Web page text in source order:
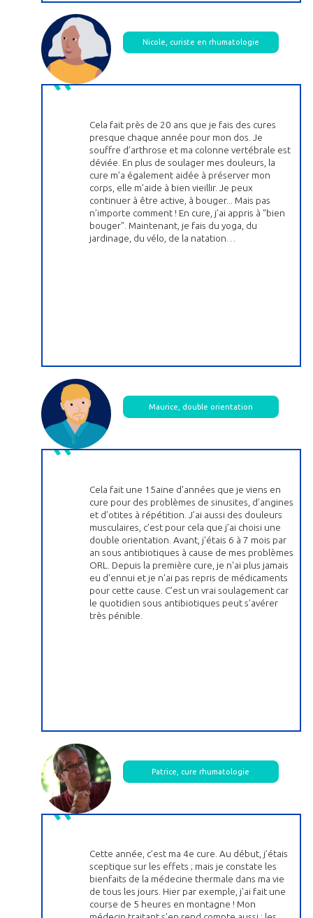
Nicole, curiste en rhumatologie
Cela fait près de 20 ans que je fais des cures
presque chaque année pour mon dos. Je
souffre d’arthrose et ma colonne vertébrale est
déviée. En plus de soulager mes douleurs, la
cure m’a également aidée à préserver mon
corps, elle m’aide à bien vieillir. Je peux
continuer à être active, à bouger... Mais pas
n’importe comment ! En cure, j’ai appris à "bien
bouger". Maintenant, je fais du yoga, du
jardinage, du vélo, de la natation…
Maurice, double orientation
Cela fait une 15aine d'années que je viens en
cure pour des problèmes de sinusites, d’angines
et d’otites à répétition. J’ai aussi des douleurs
musculaires, c’est pour cela que j’ai choisi une
double orientation. Avant, j'étais 6 à 7 mois par
an sous antibiotiques à cause de mes problèmes
ORL. Depuis la première cure, je n'ai plus jamais
eu d'ennui et je n’ai pas repris de médicaments
pour cette cause. C’est un vrai soulagement car
le quotidien sous antibiotiques peut s’avérer
très pénible.
Patrice, cure rhumatologie
Cette année, c’est ma 4e cure. Au début, j’étais
sceptique sur les effets ; mais je constate les
bienfaits de la médecine thermale dans ma vie
de tous les jours. Hier par exemple, j'ai fait une
course de 5 heures en montagne ! Mon